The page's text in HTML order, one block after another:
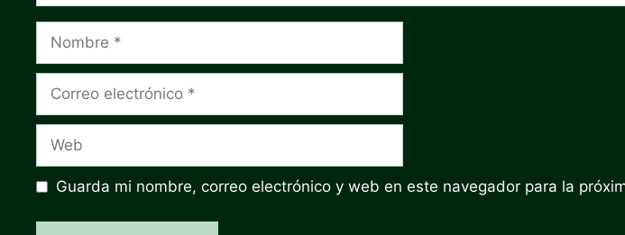
Nombre
Correo
Web
Guarda mi nombre, correo electrónico y web en este navegador para la